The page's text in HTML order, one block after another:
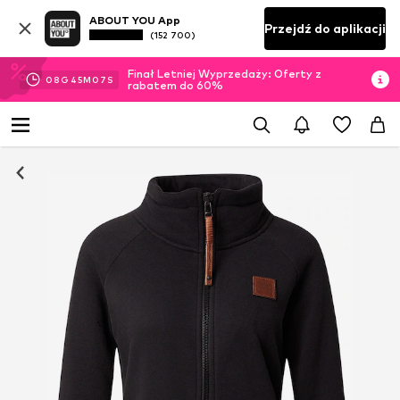
ABOUT YOU App
(152 700) Przejdź do aplikacji
08 G 45M 06 S
Finał Letniej Wyprzedaży: Oferty z
rabatem do 60%